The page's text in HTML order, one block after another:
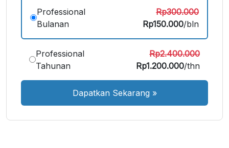
Professional
Bulanan
Rp300.000
Rp150.000/bln
Professional
Tahunan
Rp2.400.000
Rp1.200.000/thn
Dapatkan Sekarang »